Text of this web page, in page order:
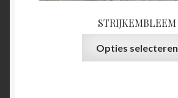
STRIJKEMBLEEM
Opties selecteren